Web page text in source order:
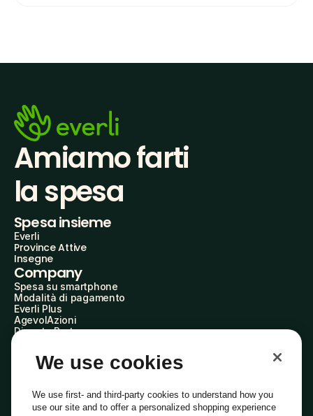
Amiamo farti
la spesa
Spesa insieme
Everli
Province Attive
Insegne
Company
Spesa su smartphone
Modalità di pagamento
Everli Plus
AgevolAzioni
Diventa Partner
Everli Shoppers
About Us
Everli News
Domande frequenti
We use cookies
We use first- and third-party cookies to understand how you
use our site and to offer a personalized shopping experience